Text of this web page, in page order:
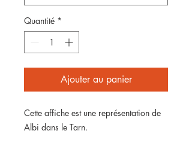
Quantité *
Ajouter au panier
Cette affiche est une représentation de
Albi dans le Tarn.